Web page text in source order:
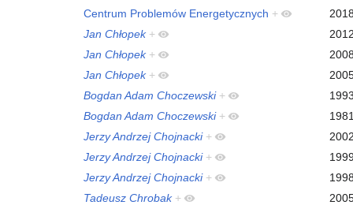
Centrum Problemów Energetycznych +
Jan Chłopek +
Jan Chłopek +
Jan Chłopek +
Bogdan Adam Choczewski +
Bogdan Adam Choczewski +
Jerzy Andrzej Chojnacki +
Jerzy Andrzej Chojnacki +
Jerzy Andrzej Chojnacki +
Tadeusz Chrobak +